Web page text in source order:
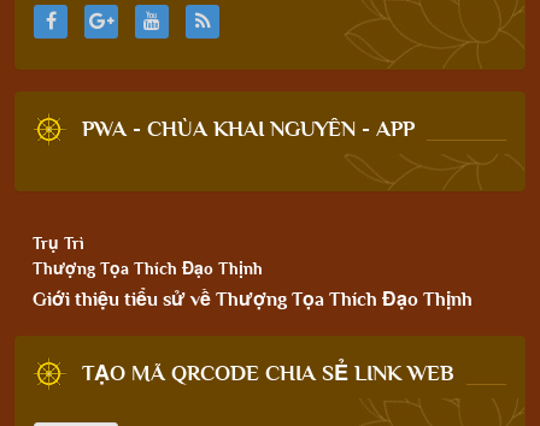
PWA - CHÙA KHAI NGUYÊN - APP
Trụ Trì
Thượng Tọa Thích Đạo Thịnh
Giới thiệu tiểu sử về Thượng Tọa Thích Đạo Thịnh
TẠO MÃ QRCODE CHIA SẺ LINK WEB